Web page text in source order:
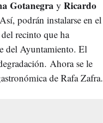
Gotanegra y Ricardo
podrán instalarse en el
recinto que ha
del Ayuntamiento. El
Ahora se le
de Rafa Zafra.